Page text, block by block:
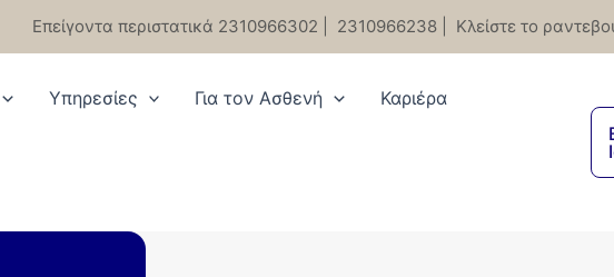
Επείγοντα περιστατικά 2310966302 2310966238 Κλείστε το
Υπηρεσίες Για τον Ασθενή Καριέρα